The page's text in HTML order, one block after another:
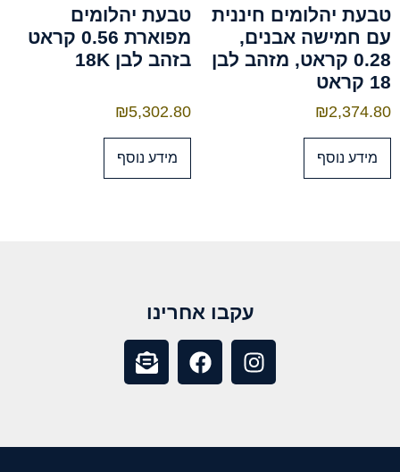
טבעת יהלומים חיננית
עם חמישה אבנים,
0.28 קראט, מזהב לבן
18 קראט
₪2,374.80
מידע נוסף
טבעת יהלומים
מפוארת 0.56 קראט
בזהב לבן 18K
₪5,302.80
מידע נוסף
עקבו אחרינו